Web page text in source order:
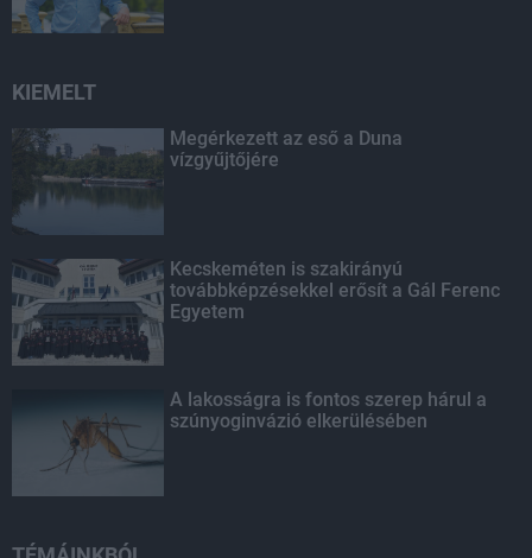
KIEMELT
Megérkezett az eső a Duna
vízgyűjtőjére
Kecskeméten is szakirányú
továbbképzésekkel erősít a Gál Ferenc
Egyetem
A lakosságra is fontos szerep hárul a
szúnyoginvázió elkerülésében